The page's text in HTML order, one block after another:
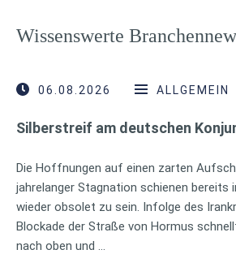
Wissenswerte
06.08.2026 ALLGEMEIN
Silberstreif am deutschen
Die Hoffnungen auf einen zarten
jahrelanger Stagnation schienen bereits
wieder obsolet zu sein. Infolge des
Blockade der Straße von Hormus
nach oben und …